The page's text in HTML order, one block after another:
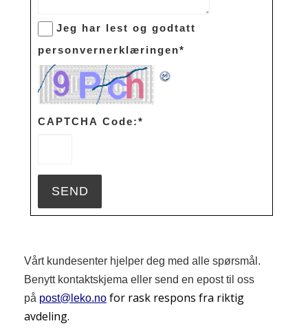
Jeg har lest og godtatt
personvernerklæringen*
CAPTCHA Code:*
Vårt kundesenter hjelper deg med alle spørsmål.
Benytt kontaktskjema eller send en epost til oss
på post@leko.no for rask respons fra riktig
avdeling.